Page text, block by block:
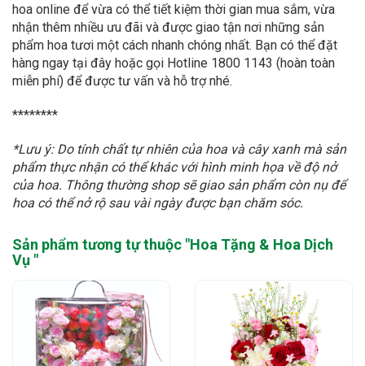
hoa online để vừa có thể tiết kiệm thời gian mua sắm, vừa
nhận thêm nhiều ưu đãi và được giao tận nơi những sản
phẩm hoa tươi một cách nhanh chóng nhất. Bạn có thể đặt
hàng ngay tại đây hoặc gọi Hotline 1800 1143 (hoàn toàn
miễn phí) để được tư vấn và hỗ trợ nhé.
********
*Lưu ý: Do tính chất tự nhiên của hoa và cây xanh mà sản
phẩm thực nhận có thể khác với hình minh họa về độ nở
của hoa. Thông thường shop sẽ giao sản phẩm còn nụ để
hoa có thể nở rộ sau vài ngày được bạn chăm sóc.
Sản phẩm tương tự thuộc "Hoa Tặng & Hoa Dịch
Vụ "